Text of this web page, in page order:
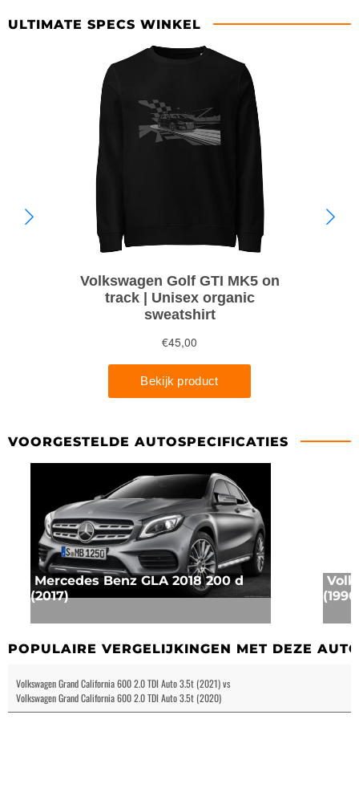
ULTIMATE SPECS WINKEL
VOORGESTELDE AUTOSPECIFICATIES
Mercedes Benz GLA 2018 200 d
(2017)
POPULAIRE VERGELIJKINGEN MET DEZE
Volkswagen Grand California 600 2.0 TDI Auto 3.5t (2021) vs
Volkswagen Grand California 600 2.0 TDI Auto 3.5t (2020)